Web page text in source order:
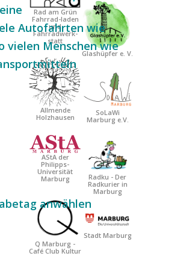
Autofahrten wie
vielen Menschen wie
anwählen
Rad am Grün
Fahrrad-laden
und
Fahrradwerk-
statt
Allmende
Holzhausen
AStA der
Philipps-
Universität
Marburg
Q Marburg -
Café Club Kultur
Glashüpfer e. V.
SoLaWi
Marburg e.V.
Radku - Der
Radkurier in
Marburg
Stadt Marburg